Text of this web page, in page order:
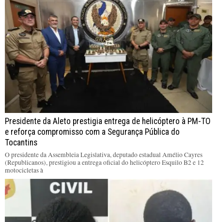
Presidente da Aleto prestigia entrega de helicóptero à PM-TO
e reforça compromisso com a Segurança Pública do
Tocantins
O presidente da Assembleia Legislativa, deputado estadual Amélio Cayres
(Republicanos), prestigiou a entrega oficial do helicóptero Esquilo B2 e 12
motocicletas à